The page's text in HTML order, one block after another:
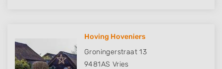
Hoving Hoveniers
Groningerstraat 13
9481AS Vries